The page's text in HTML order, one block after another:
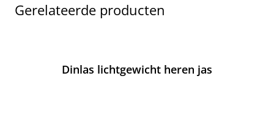
Gerelateerde producten
Dinlas lichtgewicht heren jas